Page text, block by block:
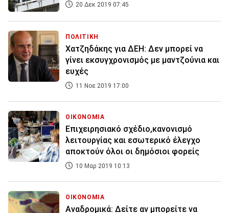
20 Δεκ 2019 07:45
ΠΟΛΙΤΙΚΗ
Χατζηδάκης για ΔΕΗ: Δεν μπορεί να
γίνει εκσυγχρονισμός με μαντζούνια και
ευχές
11 Νοε 2019 17:00
ΟΙΚΟΝΟΜΙΑ
Επιχειρησιακό σχέδιο,κανονισμό
λειτουργίας και εσωτερικό έλεγχο
αποκτούν όλοι οι δημόσιοι φορείς
10 Μαρ 2019 10:13
ΟΙΚΟΝΟΜΙΑ
Αναδρομικά: Δείτε αν μπορείτε να